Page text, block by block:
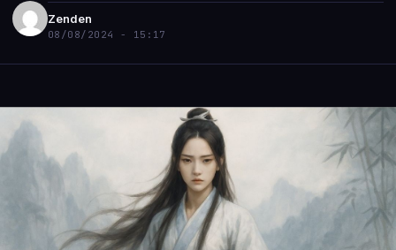
Zenden
08/08/2024 - 15:17